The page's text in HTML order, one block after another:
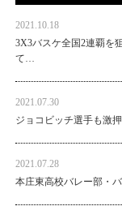
2021.10.18
3X3バスケ全国2連覇を
て…
2021.07.30
ジョコビッチ選手も激
2021.07.28
本庄東高校バレー部・